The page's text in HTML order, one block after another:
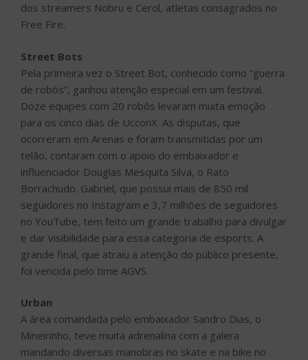
dos streamers Nobru e Cerol, atletas consagrados no
Free Fire.
Street Bots
Pela primeira vez o Street Bot, conhecido como “guerra
de robôs”, ganhou atenção especial em um festival.
Doze equipes com 20 robôs levaram muita emoção
para os cinco dias de UcconX. As disputas, que
ocorreram em Arenas e foram transmitidas por um
telão, contaram com o apoio do embaixador e
influenciador Douglas Mesquita Silva, o Rato
Borrachudo. Gabriel, que possui mais de 850 mil
seguidores no Instagram e 3,7 milhões de seguidores
no YouTube, tem feito um grande trabalho para divulgar
e dar visibilidade para essa categoria de esports. A
grande final, que atraiu a atenção do público presente,
foi vencida pelo time AGVS.
Urban
A área comandada pelo embaixador Sandro Dias, o
Mineirinho, teve muita adrenalina com a galera
mandando diversas manobras no skate e na bike no